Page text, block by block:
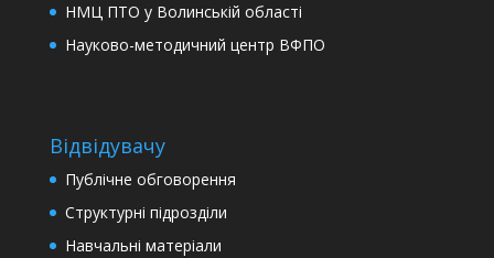
НМЦ ПТО у Волинській області
Науково-методичний центр ВФПО
Відвідувачу
Публічне обговорення
Структурні підрозділи
Навчальні матеріали